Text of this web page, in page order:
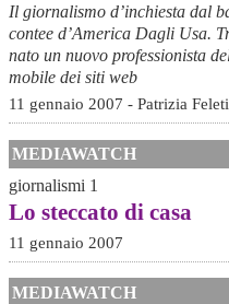
Il giornalismo d’inchiesta dal
contee d’America Dagli Usa.
nato un nuovo professionista
mobile dei siti web
11 gennaio 2007 - Patrizia
MEDIAWATCH
giornalismi 1
Lo steccato di casa
11 gennaio 2007
MEDIAWATCH